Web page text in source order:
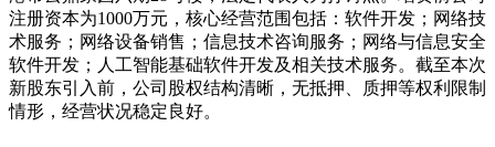
注册资本为1000万元，核心经营范围包括：软件开发；网络技
术服务；网络设备销售；信息技术咨询服务；网络与信息安全
软件开发；人工智能基础软件开发及相关技术服务。截至本次
新股东引入前，公司股权结构清晰，无抵押、质押等权利限制
情形，经营状况稳定良好。